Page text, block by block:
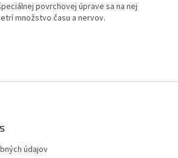
povrchovej úprave sa na nej
množstvo času a nervov.
údajov